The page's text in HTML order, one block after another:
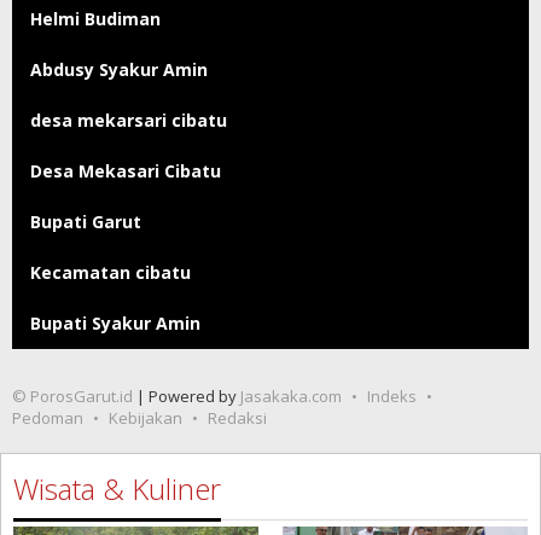
Helmi Budiman
Abdusy Syakur Amin
desa mekarsari cibatu
Desa Mekasari Cibatu
Bupati Garut
Kecamatan cibatu
Bupati Syakur Amin
© PorosGarut.id | Powered by Jasakaka.com
Indeks
Pedoman
Kebijakan Redaksi
Wisata & Kuliner